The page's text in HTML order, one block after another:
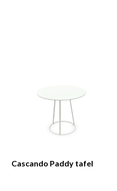
Cascando Paddy tafel